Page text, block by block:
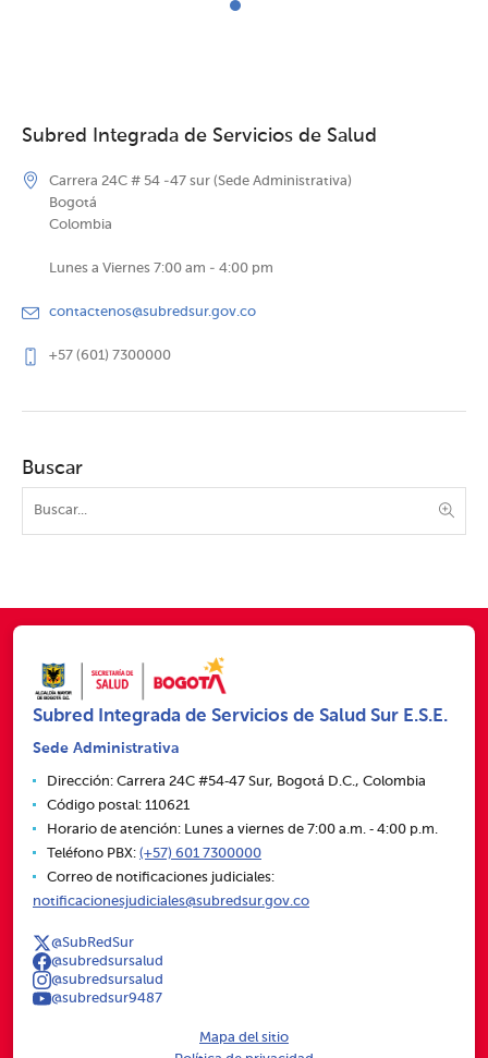
Subred Integrada de Servicios de Salud
Carrera 24C # 54 -47 sur (Sede Administrativa)
Bogotá
Colombia
Lunes a Viernes 7:00 am - 4:00 pm
contactenos@subredsur.gov.co
+57 (601) 7300000
Buscar
Subred Integrada de Servicios de Salud Sur E.S.E.
Sede Administrativa
Dirección: Carrera 24C #54‑47 Sur, Bogotá D.C., Colombia
Código postal: 110621
Horario de atención: Lunes a viernes de 7:00 a.m. ‑ 4:00 p.m.
Teléfono PBX: (+57) 601 7300000
Correo de notificaciones judiciales:
notificacionesjudiciales@subredsur.gov.co
@SubRedSur
@subredsursalud
@subredsursalud
@subredsur9487
Mapa del sitio